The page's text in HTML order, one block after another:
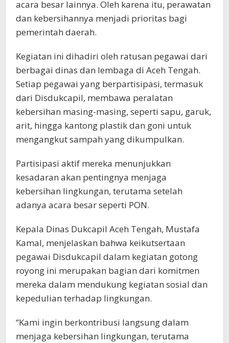
acara besar lainnya. Oleh karena itu, perawatan
dan kebersihannya menjadi prioritas bagi
pemerintah daerah.
Kegiatan ini dihadiri oleh ratusan pegawai dari
berbagai dinas dan lembaga di Aceh Tengah.
Setiap pegawai yang berpartisipasi, termasuk
dari Disdukcapil, membawa peralatan
kebersihan masing-masing, seperti sapu, garuk,
arit, hingga kantong plastik dan goni untuk
mengangkut sampah yang dikumpulkan.
Partisipasi aktif mereka menunjukkan
kesadaran akan pentingnya menjaga
kebersihan lingkungan, terutama setelah
adanya acara besar seperti PON.
Kepala Dinas Dukcapil Aceh Tengah, Mustafa
Kamal, menjelaskan bahwa keikutsertaan
pegawai Disdukcapil dalam kegiatan gotong
royong ini merupakan bagian dari komitmen
mereka dalam mendukung kegiatan sosial dan
kepedulian terhadap lingkungan.
“Kami ingin berkontribusi langsung dalam
menjaga kebersihan lingkungan, terutama